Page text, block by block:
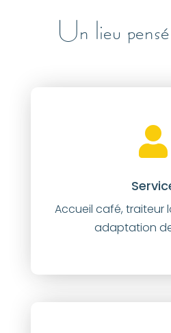
Un lieu
Accueil café, traiteur
adaptation